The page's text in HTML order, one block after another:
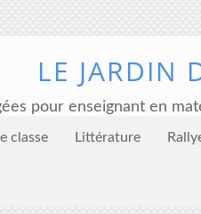
LE JARDIN
pour enseignant en
classe Littérature